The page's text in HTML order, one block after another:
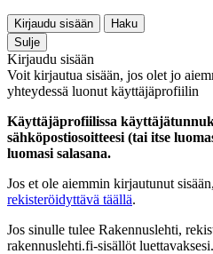
Kirjaudu sisään
Haku
Sulje
Kirjaudu sisään
Voit kirjautua sisään, jos olet jo
yhteydessä luonut käyttäjäprofiilin
Käyttäjäprofiilissa
sähköpostiosoitteesi (tai itse
luomasi salasana.
Jos et ole aiemmin kirjautunut
rekisteröidyttävä täällä.
Jos sinulle tulee Rakennuslehti,
rakennuslehti.fi-sisällöt luettavaksesi.